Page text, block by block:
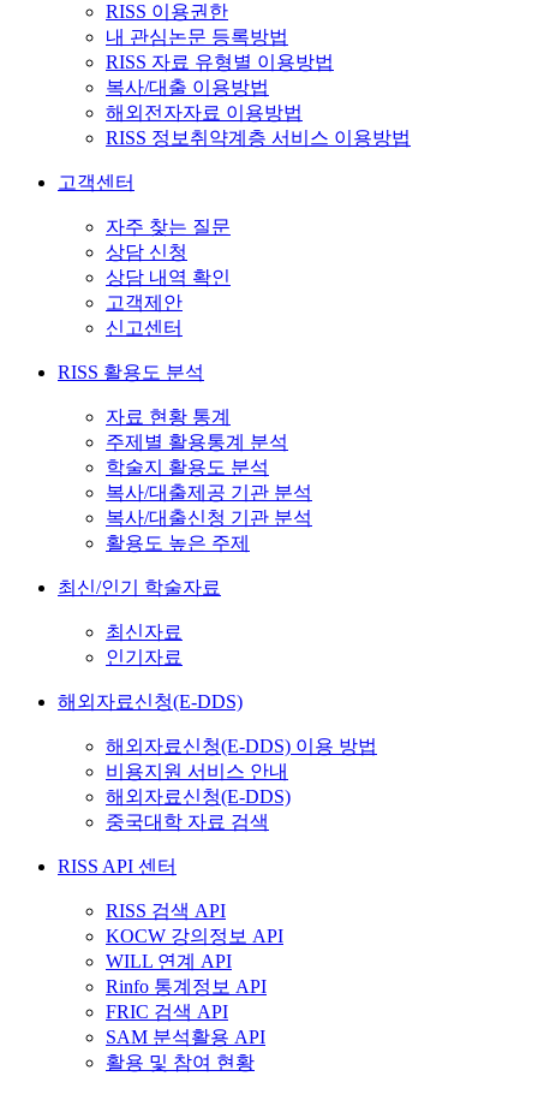
RISS 이용권한
내 관심논문 등록방법
RISS 자료 유형별 이용방법
복사/대출 이용방법
해외전자자료 이용방법
RISS 정보취약계층 서비스 이용방법
고객센터
자주 찾는 질문
상담 신청
상담 내역 확인
고객제안
신고센터
RISS 활용도 분석
자료 현황 통계
주제별 활용통계 분석
학술지 활용도 분석
복사/대출제공 기관 분석
복사/대출신청 기관 분석
활용도 높은 주제
최신/인기 학술자료
최신자료
인기자료
해외자료신청(E-DDS)
해외자료신청(E-DDS) 이용 방법
비용지원 서비스 안내
해외자료신청(E-DDS)
중국대학 자료 검색
RISS API 센터
RISS 검색 API
KOCW 강의정보 API
WILL 연계 API
Rinfo 통계정보 API
FRIC 검색 API
SAM 분석활용 API
활용 및 참여 현황